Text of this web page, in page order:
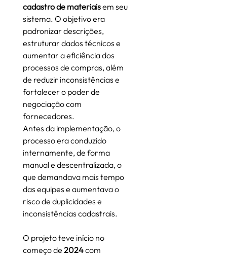
cadastro de materiais em seu
sistema. O objetivo era
padronizar descrições,
estruturar dados técnicos e
aumentar a eficiência dos
processos de compras, além
de reduzir inconsistências e
fortalecer o poder de
negociação com
fornecedores.
Antes da implementação, o
processo era conduzido
internamente, de forma
manual e descentralizada, o
que demandava mais tempo
das equipes e aumentava o
risco de duplicidades e
inconsistências cadastrais.
O projeto teve início no
começo de 2024 com